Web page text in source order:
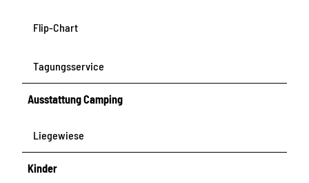
Flip-Chart
Tagungsservice
Ausstattung Camping
Liegewiese
Kinder